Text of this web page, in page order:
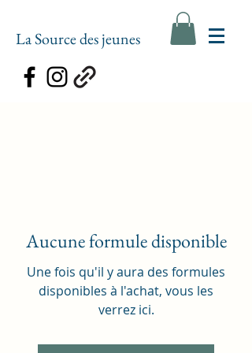
La Source des jeunes
Aucune formule disponible
Une fois qu'il y aura des formules
disponibles à l'achat, vous les
verrez ici.